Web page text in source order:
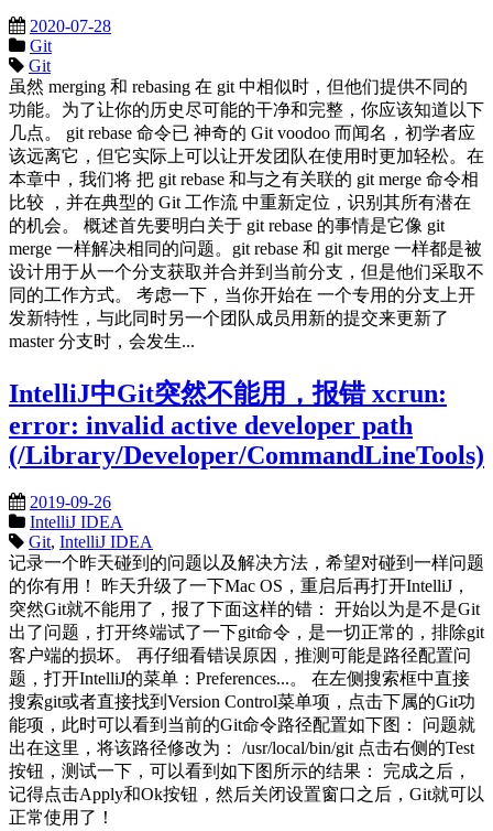
2020-07-28
Git
Git
虽然 merging 和 rebasing 在 git 中相似时，但他们提供不同的
功能。为了让你的历史尽可能的干净和完整，你应该知道以下
几点。 git rebase 命令已 神奇的 Git voodoo 而闻名，初学者应
该远离它，但它实际上可以让开发团队在使用时更加轻松。在
本章中，我们将 把 git rebase 和与之有关联的 git merge 命令相
比较 ，并在典型的 Git 工作流 中重新定位，识别其所有潜在
的机会。 概述首先要明白关于 git rebase 的事情是它像 git
merge 一样解决相同的问题。git rebase 和 git merge 一样都是被
设计用于从一个分支获取并合并到当前分支，但是他们采取不
同的工作方式。 考虑一下，当你开始在 一个专用的分支上开
发新特性，与此同时另一个团队成员用新的提交来更新了
master 分支时，会发生...
IntelliJ中Git突然不能用，报错 xcrun:
error: invalid active developer path
(/Library/Developer/CommandLineTools)
2019-09-26
IntelliJ IDEA
Git, IntelliJ IDEA
记录一个昨天碰到的问题以及解决方法，希望对碰到一样问题
的你有用！ 昨天升级了一下Mac OS，重启后再打开IntelliJ，
突然Git就不能用了，报了下面这样的错： 开始以为是不是Git
出了问题，打开终端试了一下git命令，是一切正常的，排除git
客户端的损坏。 再仔细看错误原因，推测可能是路径配置问
题，打开IntelliJ的菜单：Preferences...。 在左侧搜索框中直接
搜索git或者直接找到Version Control菜单项，点击下属的Git功
能项，此时可以看到当前的Git命令路径配置如下图： 问题就
出在这里，将该路径修改为： /usr/local/bin/git 点击右侧的Test
按钮，测试一下，可以看到如下图所示的结果： 完成之后，
记得点击Apply和Ok按钮，然后关闭设置窗口之后，Git就可以
正常使用了！